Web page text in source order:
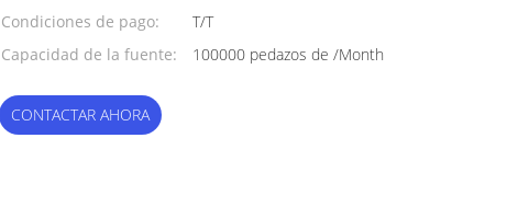
Condiciones de pago:
T/T
Capacidad de la fuente:
100000 pedazos de /Month
CONTACTAR AHORA